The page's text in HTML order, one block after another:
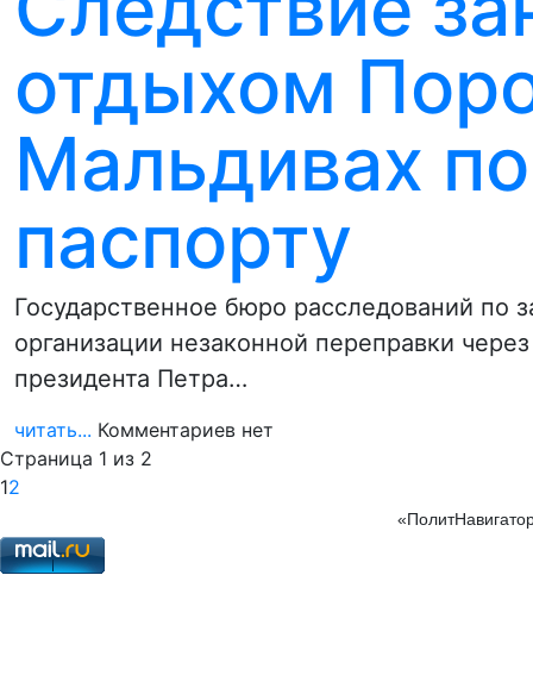
отдыхом
Мальдивах
паспорту
Государственное бюро расследований по
организации незаконной переправки
президента Петра…
читать... Комментариев нет
Страница 1 из 2
12